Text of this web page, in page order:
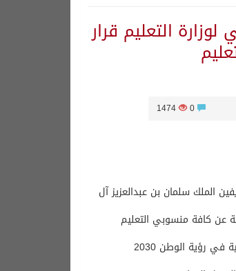
التعليم قرار
0
1474
الملك سلمان بن عبدالعزيز آل
عن كافة منسوبي التعليم
رؤية الوطن 2030